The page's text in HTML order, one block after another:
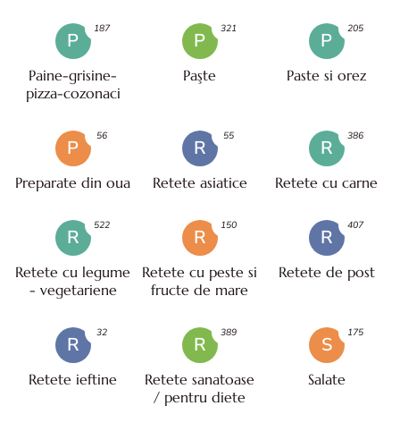
P
Paine-grisine-
pizza-cozonaci
187
P
Paşte
321
P
Paste si orez
205
P
Preparate din oua
56
R
Retete asiatice
55
R
Retete cu carne
386
R
Retete cu legume
- vegetariene
522
R
Retete cu peste si
fructe de mare
150
R
Retete de post
407
R
Retete ieftine
32
R
Retete sanatoase
/ pentru diete
389
S
Salate
175